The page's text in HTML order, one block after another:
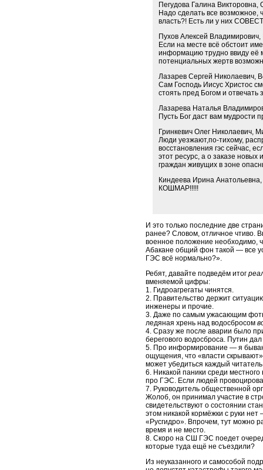
Пегудова Галина
Надо сделать все возможное,
власть?! Есть ли у них
Пухов Алексей
Если на месте всё обстоит
информацию трудно ввиду её
потенциальных жертв
Лазарев Сергей Николаевич,
Сам Господь Иисус Христос
стоять пред Богом и отвечать
Лазарева Наталья
Пусть Бог даст вам мудрости
Гринкевич Олег Николаевич,
Люди уезжают,по-тихому,
восстановления гэс сейчас,
этот ресурс, а о заказе
граждан живущих в зоне
Киндеева Ирина
КОШМАР!!!!!
И это только последние две
ранее? Словом, отличное чтиво.
военное положение необходимо,
Абакане общий фон такой — все
ГЭС всё нормально?».
Ребят, давайте подведём итог
вменяемой цифры:
1. Гидроагрегаты чинятся.
2. Правительство держит
инженеры и прочие.
3. Даже по самым ужасающим
ледяная хрень над водосбросом
4. Сразу же после аварии было
берегового водосброса. Путин
5. Про информирование — я
ощущения, что «власти
может убедиться каждый
6. Никакой паники среди
про ГЭС. Если людей
7. Руководитель общественной
Жолоб, он принимал участие в
свидетельствуют о состоянии
этом никакой кормёжки с руки
«Русгидро». Впрочем, тут можно
время и не место.
8. Скоро на СШ ГЭС поедет
которые туда ещё не съездили?
Из неуказанного и самособой